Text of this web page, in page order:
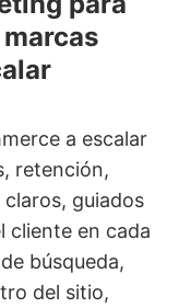
a escalar
retención,
guiados
cliente en cada
búsqueda,
del sitio,